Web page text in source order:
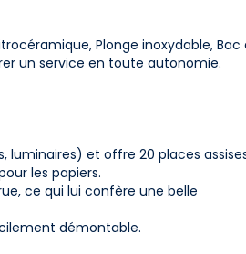
Plonge inoxydable, Bac
un service en toute autonomie.
luminaires) et offre 20 places
les papiers.
ce qui lui confère une belle
démontable.